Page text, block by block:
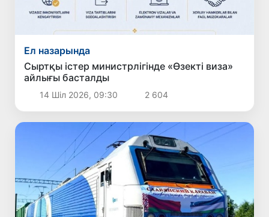
Ел назарында
Сыртқы істер министрлігінде «Өзекті виза»
айлығы басталды
14 Шіл 2026, 09:30 2 604